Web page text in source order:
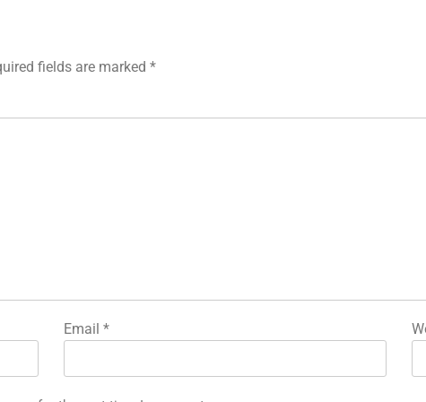
fields are marked *
Email*